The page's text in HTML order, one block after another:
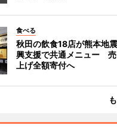
食べる
秋田の飲食18店が熊本地
興支援で共通メニュー 売
上げ全額寄付へ